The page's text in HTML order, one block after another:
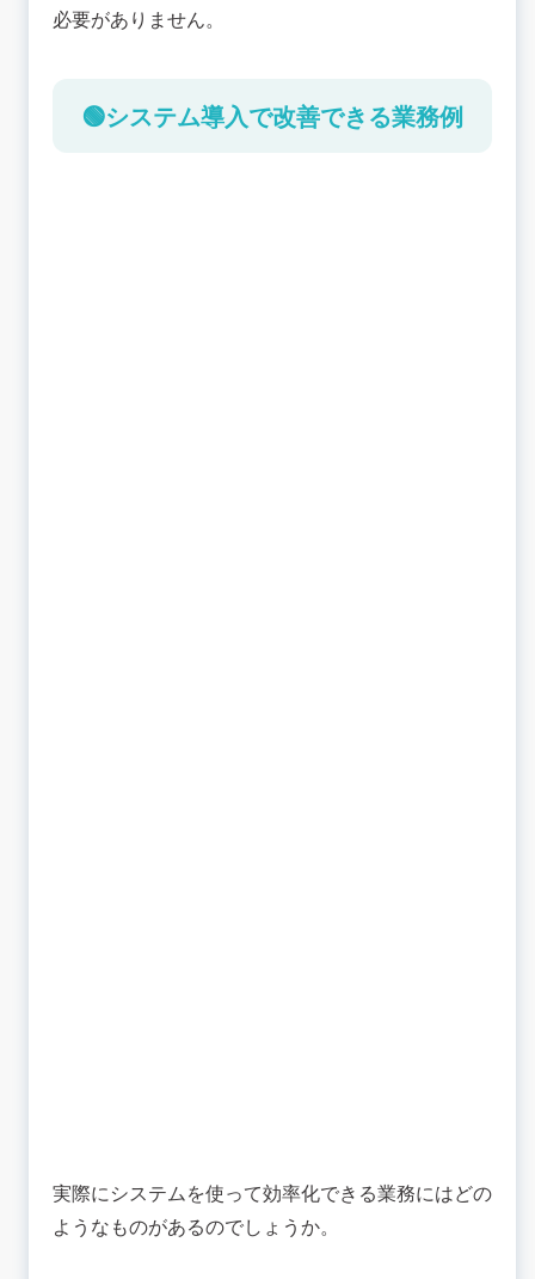
必要がありません。
🟢システム導入で改善できる業務例
実際にシステムを使って効率化できる業務にはどの
ようなものがあるのでしょうか。